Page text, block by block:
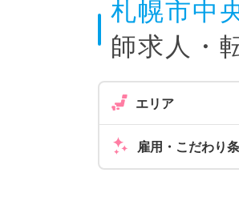
札幌市中
師求人・
エリア
雇用・こだわり